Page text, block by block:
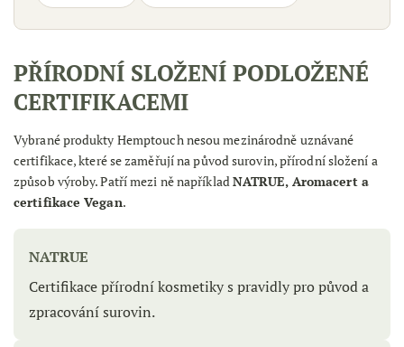
PŘÍRODNÍ SLOŽENÍ PODLOŽENÉ
CERTIFIKACEMI
Vybrané produkty Hemptouch nesou mezinárodně uznávané
certifikace, které se zaměřují na původ surovin, přírodní složení a
způsob výroby. Patří mezi ně napříkladNATRUE, Aromacert a
certifikace Vegan.
NATRUE
Certifikace přírodní kosmetiky s pravidly pro původ a
zpracování surovin.